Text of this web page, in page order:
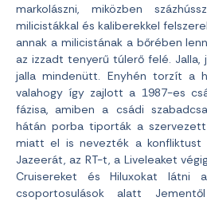
markolászni, miközben
milicistákkal és kaliberekkel
annak a milicistának a bőrében
az izzadt tenyerű túlerő felé. Jalla,
jalla mindenütt. Enyhén torzít a
valahogy így zajlott a 1987-es
fázisa, amiben a csádi
hátán porba tiporták a
miatt el is nevezték a konfliktust
Jazeerát, az RT-t, a Liveleaket
Cruisereket és Hiluxokat látni
csoportosulások alatt